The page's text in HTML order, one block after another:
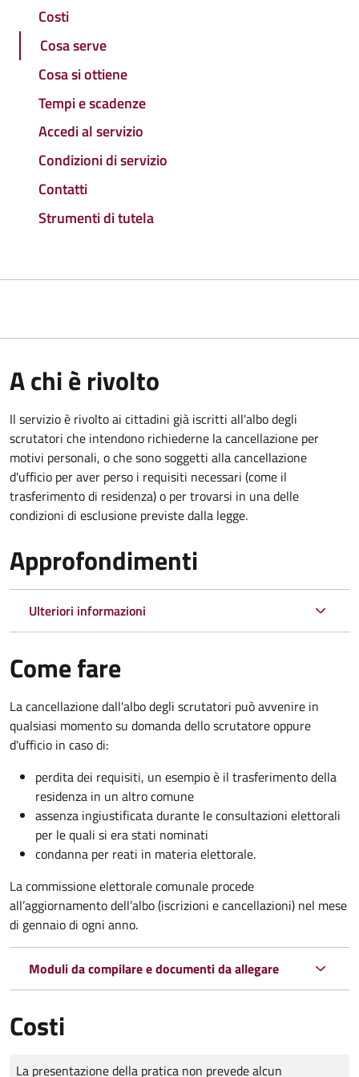
Costi
Cosa serve
Cosa si ottiene
Tempi e scadenze
Accedi al servizio
Condizioni di servizio
Contatti
Strumenti di tutela
A chi è rivolto
Il servizio è rivolto ai cittadini già iscritti all'albo degli
scrutatori che intendono richiederne la cancellazione per
motivi personali, o che sono soggetti alla cancellazione
d'ufficio per aver perso i requisiti necessari (come il
trasferimento di residenza) o per trovarsi in una delle
condizioni di esclusione previste dalla legge.
Approfondimenti
Ulteriori informazioni
Come fare
La cancellazione dall'albo degli scrutatori può avvenire in
qualsiasi momento su domanda dello scrutatore oppure
d'ufficio in caso di:
perdita dei requisiti, un esempio è il trasferimento della
residenza in un altro comune
assenza ingiustificata durante le consultazioni elettorali
per le quali si era stati nominati
condanna per reati in materia elettorale.
La commissione elettorale comunale procede
all’aggiornamento dell’albo (iscrizioni e cancellazioni) nel mese
di gennaio di ogni anno.
Moduli da compilare e documenti da allegare
Costi
Tipo di pagamento
Importo
La presentazione della pratica non prevede alcun